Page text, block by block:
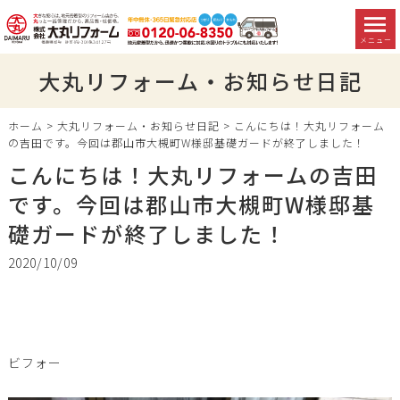
メニュー
大丸リフォーム・お知らせ日記
ホーム > 大丸リフォーム・お知らせ日記 > こんにちは！大丸リフォーム
の吉田です。今回は郡山市大槻町W様邸基礎ガードが終了しました！
こんにちは！大丸リフォームの吉田
です。今回は郡山市大槻町W様邸基
礎ガードが終了しました！
2020/10/09
ビフォー